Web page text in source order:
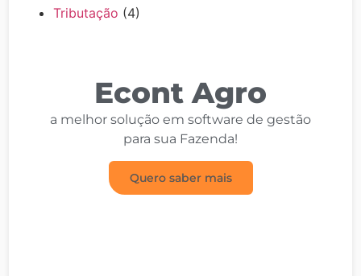
Tributação (4)
Econt Agro
a melhor solução em software de gestão
para sua Fazenda!
Quero saber mais